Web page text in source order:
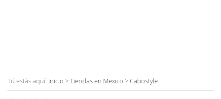
Tú estás aquí: Inicio >Tiendas en Mexico >Cabostyle